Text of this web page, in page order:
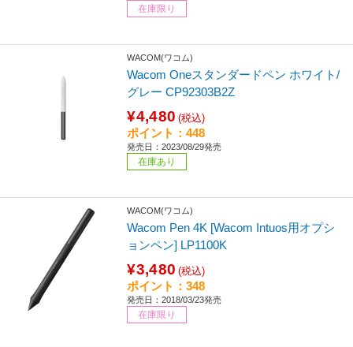
在庫限り
WACOM(ワコム)
Wacom Oneスタンダードペン ホワイト/
グレー CP92303B2Z
¥4,480 (税込)
ポイント：448
発売日：2023/08/29発売
在庫あり
WACOM(ワコム)
Wacom Pen 4K [Wacom Intuos用オプシ
ョンペン] LP1100K
¥3,480 (税込)
ポイント：348
発売日：2018/03/23発売
在庫限り